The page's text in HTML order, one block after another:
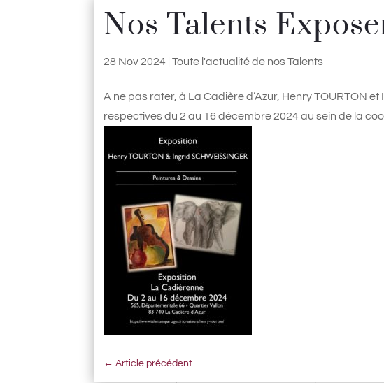
Nos Talents
28 Nov 2024| Toute l'actualité de nos Talents
A ne pas rater, à La Cadière d’Azur, Henry TOURTON
respectives du 2 au 16 décembre 2024 au sein de la
← Article précédent